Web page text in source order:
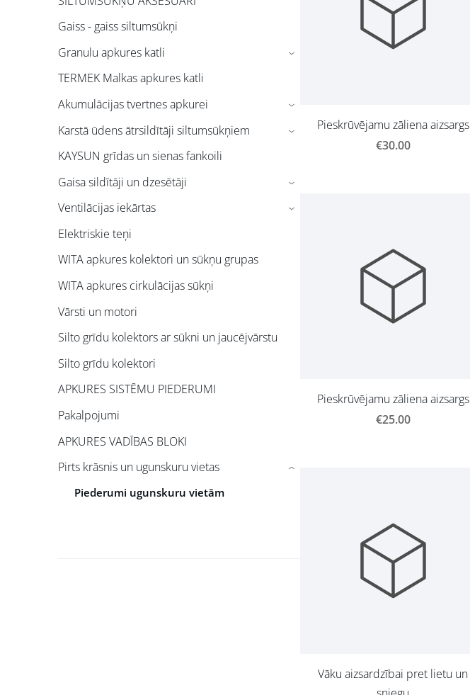
Gaiss - gaiss siltumsūkņi
Granulu apkures katli
›
TERMEK Malkas apkures katli
Akumulācijas tvertnes apkurei
›
Karstā ūdens ātrsildītāji siltumsūkņiem ›
KAYSUN grīdas un sienas fankoili
Gaisa sildītāji un dzesētāji
›
Ventilācijas iekārtas ›
Elektriskie teņi
WITA apkures kolektori un sūkņu grupas
WITA apkures cirkulācijas sūkņi
Vārsti un motori
Silto grīdu kolektors ar sūkni un jaucējvārstu
Silto grīdu kolektori
APKURES SISTĒMU PIEDERUMI
Pakalpojumi
APKURES VADĪBAS BLOKI
Pirts krāsnis un ugunskuru vietas
Piederumi ugunskuru vietām
›
Pieskrūvējamu zāliena aizsargs
€30.00
Pieskrūvējamu zāliena aizsargs
€25.00
Vāku aizsardzībai pret lietu un